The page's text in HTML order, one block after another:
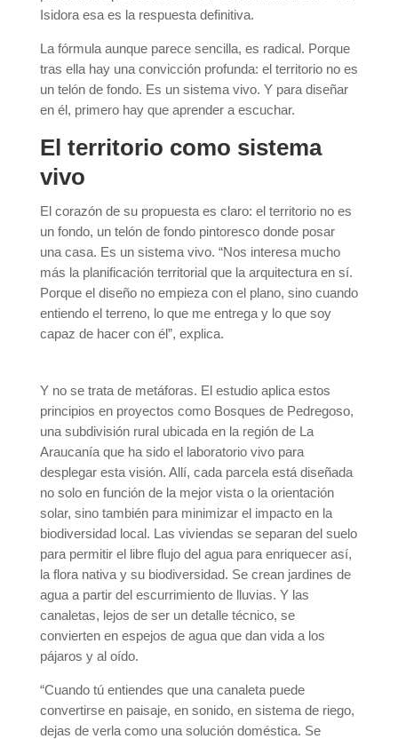
Isidora esa es la respuesta definitiva.
La fórmula aunque parece sencilla, es radical. Porque
tras ella hay una convicción profunda: el territorio no es
un telón de fondo. Es un sistema vivo. Y para diseñar
en él, primero hay que aprender a escuchar.
El territorio como sistema
vivo
El corazón de su propuesta es claro: el territorio no es
un fondo, un telón de fondo pintoresco donde posar
una casa. Es un sistema vivo. “Nos interesa mucho
más la planificación territorial que la arquitectura en sí.
Porque el diseño no empieza con el plano, sino cuando
entiendo el terreno, lo que me entrega y lo que soy
capaz de hacer con él”, explica.
Y no se trata de metáforas. El estudio aplica estos
principios en proyectos como Bosques de Pedregoso,
una subdivisión rural ubicada en la región de La
Araucanía que ha sido el laboratorio vivo para
desplegar esta visión. Allí, cada parcela está diseñada
no solo en función de la mejor vista o la orientación
solar, sino también para minimizar el impacto en la
biodiversidad local. Las viviendas se separan del suelo
para permitir el libre flujo del agua para enriquecer así,
la flora nativa y su biodiversidad. Se crean jardines de
agua a partir del escurrimiento de lluvias. Y las
canaletas, lejos de ser un detalle técnico, se
convierten en espejos de agua que dan vida a los
pájaros y al oído.
“Cuando tú entiendes que una canaleta puede
convertirse en paisaje, en sonido, en sistema de riego,
dejas de verla como una solución doméstica. Se